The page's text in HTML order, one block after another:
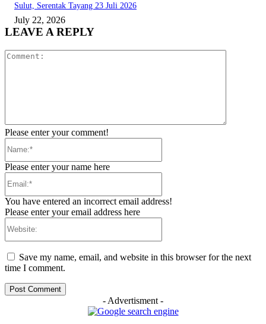
Sulut, Serentak Tayang 23 Juli 2026
July 22, 2026
LEAVE A REPLY
Please enter your comment!
Please enter your name here
You have entered an incorrect email address!
Please enter your email address here
Save my name, email, and website in this browser for the next
time I comment.
- Advertisment -